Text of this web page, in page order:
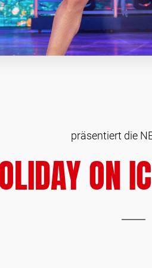
präsentiert die
ON